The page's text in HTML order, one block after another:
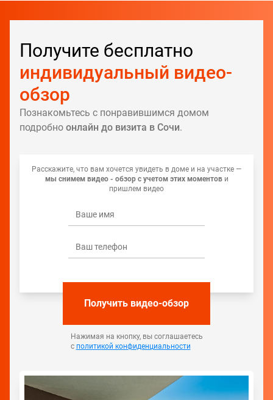
Получите бесплатно
индивидуальный видео-
обзор
Познакомьтесь с понравившимся домом
подробно онлайн до визита в Сочи.
Расскажите, что вам хочется увидеть в доме и на участке —
мы снимем видео - обзор с учетом этих моментови
пришлем видео
Получить видео-обзор
Нажимая на кнопку, вы соглашаетесь
с политикой конфиденциальности